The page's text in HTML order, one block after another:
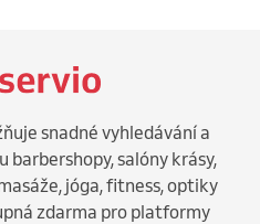
snadné vyhledávání a
barbershopy, salóny krásy,
jóga, fitness, optiky
zdarma pro platformy